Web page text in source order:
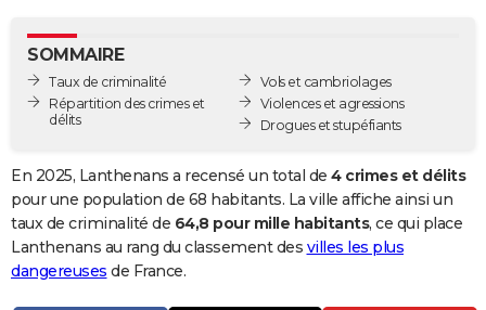
GUIDES D'ACHAT
BONS PLANS
Carte de Noël
Carte Bonne année
Carte Saint-Valentin
Carte Pâques
Carte d'anniversaire
DICTIONNAIRE
Dictionnaire
Biographies
Citations
Expressions
Proverbes
PROGRAMME TV
SOMMAIRE
Taux de criminalité
Répartition des crimes et
délits
Vols et cambriolages
Violences et agressions
Drogues et stupéfiants
En 2025, Lanthenans a recensé un total de 4 crimes et délits
pour une population de 68 habitants. La ville affiche ainsi un
taux de criminalité de 64,8 pour mille habitants, ce qui place
Lanthenans au rang du classement des villes les plus
dangereuses de France.